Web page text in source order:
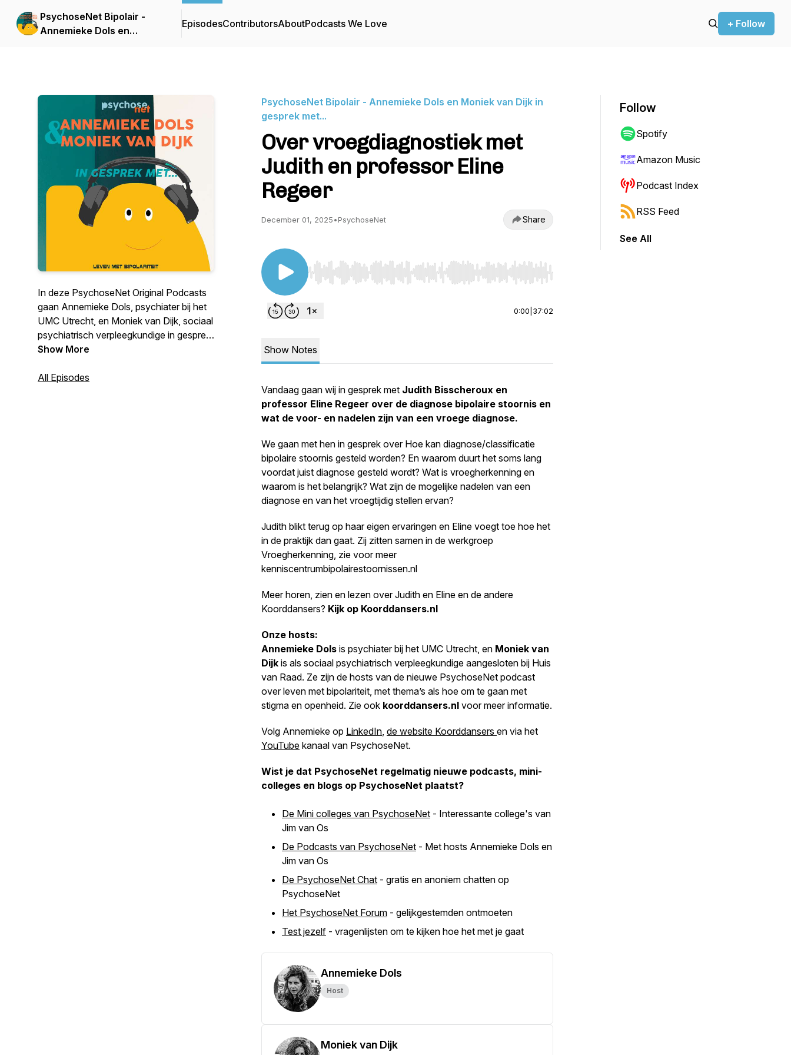
PsychoseNet Bipolair -
Annemieke Dols en
EpisodesContributorsAboutPodcasts We Love + Follow
In deze PsychoseNet Original Podcasts
gaan Annemieke Dols, psychiater bij het
UMC Utrecht, en Moniek van Dijk, sociaal
psychiatrisch verpleegkundige in gesprek
met ervaringsdeskundigen, naasten en
bipolariteit, stemming en herstel.
Show More
All Episodes
PsychoseNet Bipolair - Annemieke Dols en Moniek van Dijk in
gesprek met...
Over vroegdiagnostiek met
Judith en professor Eline
Regeer
December 01, 2025•PsychoseNet Share
Use Left/Right to seek, Home/End to jump to start or end. Hold shift to jump forward or backward.
0:00 37:02
Show Notes
Vandaag gaan wij in gesprek met Judith Bisscheroux en
professor Eline Regeer over de diagnose bipolaire stoornis en
wat de voor- en nadelen zijn van een vroege diagnose.
We gaan met hen in gesprek over Hoe kan diagnose/classificatie
bipolaire stoornis gesteld worden? En waarom duurt het soms lang
voordat juist diagnose gesteld wordt? Wat is vroegherkenning en
waarom is het belangrijk? Wat zijn de mogelijke nadelen van een
diagnose en van het vroegtijdig stellen ervan?
Judith blikt terug op haar eigen ervaringen en Eline voegt toe hoe het
in de praktijk dan gaat. Zij zitten samen in de werkgroep
Vroegherkenning, zie voor meer
kenniscentrumbipolairestoornissen.nl
Meer horen, zien en lezen over Judith en Eline en de andere
Koorddansers? Kijk op Koorddansers.nl
Onze hosts:
Annemieke Dols is psychiater bij het UMC Utrecht, en Moniek van
Dijk is als sociaal psychiatrisch verpleegkundige aangesloten bij Huis
van Raad. Ze zijn de hosts van de nieuwe PsychoseNet podcast
over leven met bipolariteit, met thema’s als hoe om te gaan met
stigma en openheid. Zie ook koorddansers.nl voor meer informatie.
Volg Annemieke op LinkedIn, de website Koorddansers en via het
YouTube kanaal van PsychoseNet.
Wist je dat PsychoseNet regelmatig nieuwe podcasts, mini-
colleges en blogs op PsychoseNet plaatst?
De Mini colleges van PsychoseNet - Interessante college's van
Jim van Os
De Podcasts van PsychoseNet - Met hosts Annemieke Dols en
Jim van Os
De PsychoseNet Chat - gratis en anoniem chatten op
PsychoseNet
Het PsychoseNet Forum - gelijkgestemden ontmoeten
Test jezelf - vragenlijsten om te kijken hoe het met je gaat
Annemieke Dols
Host
Moniek van Dijk
Follow
Spotify
Amazon Music
Podcast Index
RSS Feed
See All